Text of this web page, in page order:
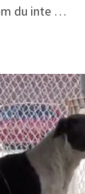
du inte …